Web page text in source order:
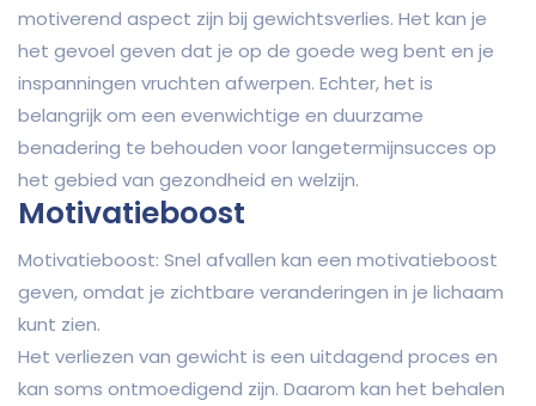
motiverend aspect zijn bij gewichtsverlies. Het kan je
het gevoel geven dat je op de goede weg bent en je
inspanningen vruchten afwerpen. Echter, het is
belangrijk om een evenwichtige en duurzame
benadering te behouden voor langetermijnsucces op
het gebied van gezondheid en welzijn.
Motivatieboost
Motivatieboost: Snel afvallen kan een motivatieboost
geven, omdat je zichtbare veranderingen in je lichaam
kunt zien.
Het verliezen van gewicht is een uitdagend proces en
kan soms ontmoedigend zijn. Daarom kan het behalen